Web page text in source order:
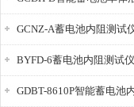
GCNZ-A蓄电池内阻测试
BYFD-6蓄电池内阻测试仪
GDBT-8610P智能蓄电池